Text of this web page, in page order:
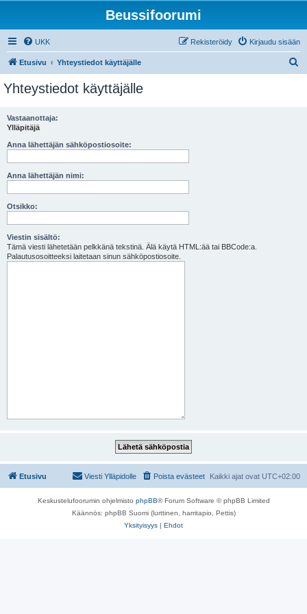
Beussifoorumi
UKK Kirjaudu sisään
Rekisteröidy
Etusivu Yhteystiedot käyttäjälle
Yhteystiedot käyttäjälle
Vastaanottaja:
Ylläpitäjä
Anna lähettäjän sähköpostiosoite:
Anna lähettäjän nimi:
Otsikko:
Viestin sisältö:
Tämä viesti lähetetään pelkkänä tekstinä. Älä käytä HTML:ää tai BBCode:a.
Palautusosoitteeksi laitetaan sinun sähköpostiosoite.
Etusivu Kaikki ajat ovat UTC+02:00
Poista evästeet
Viesti Ylläpidolle
Keskustelufoorumin ohjelmisto phpBB® Forum Software © phpBB Limited
Käännös: phpBB Suomi (lurttinen, harritapio, Pettis)
Yksityisyys | Ehdot